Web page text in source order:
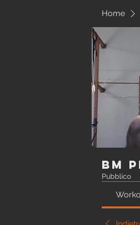
Home
BM
Pubblico